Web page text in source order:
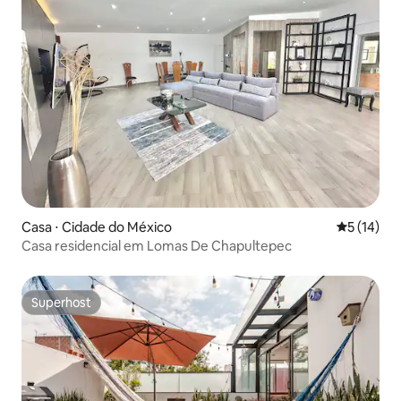
Casa ⋅ Cidade do México 5 de uma
5 (14)
Casa residencial em Lomas De Chapultepec
Superhost
Superhost